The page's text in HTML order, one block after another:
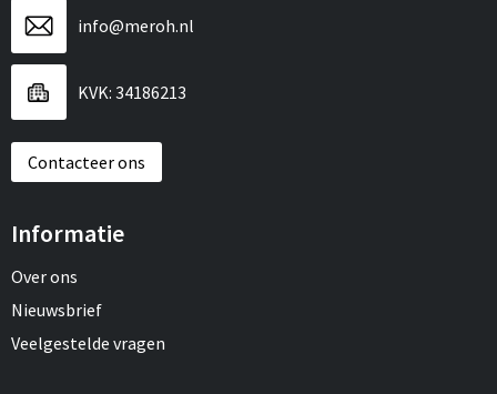
Sport
Veiligheid, Auto en Fiets
Vrije tijd en Strand
Feestartikelen
Aanstekers
Reistassen
Rugzakken
Schoenentassen
Schoudertassen
Sporttassen
Tablettassen
Toilettassen
info@meroh.nl
KVK: 34186213
Contacteer ons
Informatie
Over ons
Nieuwsbrief
Veelgestelde vragen